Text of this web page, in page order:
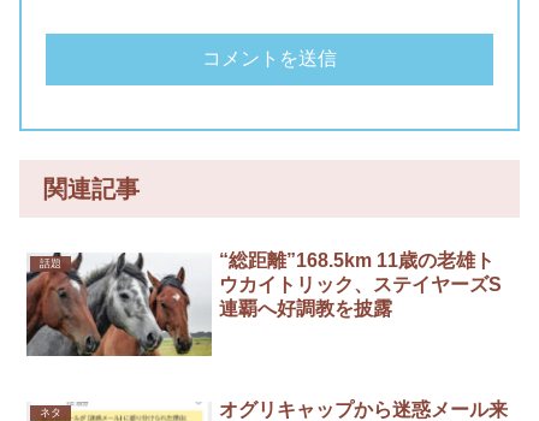
関連記事
話題
“総距離”168.5km 11歳の老雄ト
ウカイトリック、ステイヤーズS
連覇へ好調教を披露
ネタ
オグリキャップから迷惑メール来